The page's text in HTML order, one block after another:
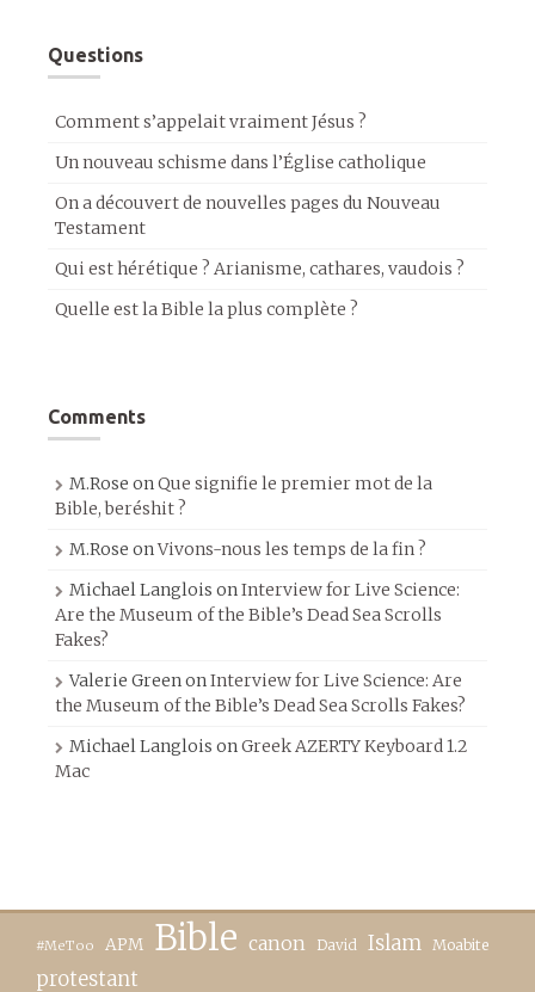
Questions
Comment s’appelait vraiment Jésus ?
Un nouveau schisme dans l’Église catholique
On a découvert de nouvelles pages du Nouveau
Testament
Qui est hérétique ? Arianisme, cathares, vaudois ?
Quelle est la Bible la plus complète ?
Comments
M.Rose onQue signifie le premier mot de la
Bible, beréshit ?
M.Rose onVivons-nous les temps de la fin ?
Michael Langlois onInterview for Live Science:
Are the Museum of the Bible’s Dead Sea Scrolls
Fakes?
Valerie GreenonInterview for Live Science: Are
the Museum of the Bible’s Dead Sea Scrolls Fakes?
Michael Langlois onGreek AZERTY Keyboard 1.2
Mac
#MeToo APM Bible canon David Islam Moabite
protestant